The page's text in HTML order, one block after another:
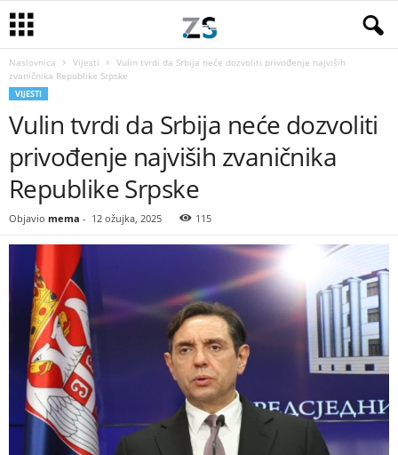
Naslovnica Vijesti
Vulin tvrdi da Srbija neće dozvoliti privođenje najviših
zvaničnika Republike Srpske
VIJESTI
Vulin tvrdi da Srbija neće dozvoliti
privođenje najviših zvaničnika
Republike Srpske
Objavio mema - 12 ožujka, 2025 115